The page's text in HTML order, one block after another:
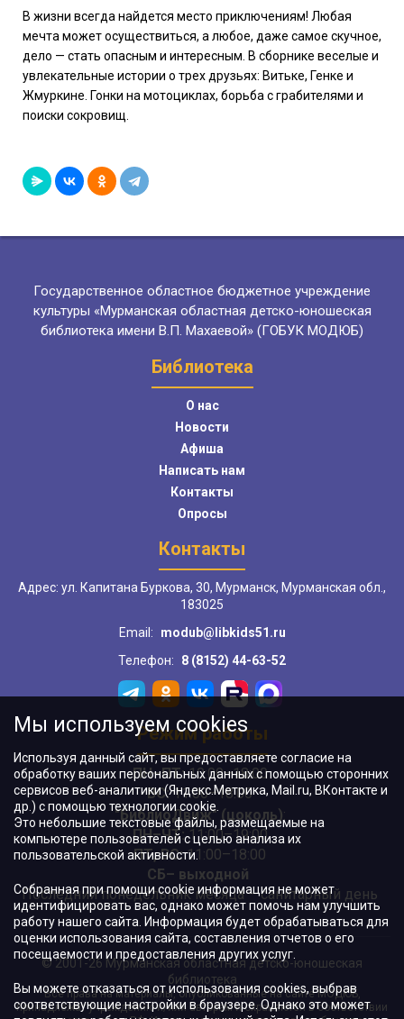
В жизни всегда найдется место приключениям! Любая
мечта может осуществиться, а любое, даже самое скучное,
дело — стать опасным и интересным. В сборнике веселые и
увлекательные истории о трех друзьях: Витьке, Генке и
Жмуркине. Гонки на мотоциклах, борьба с грабителями и
поиски сокровищ.
Государственное областное бюджетное учреждение
культуры «Мурманская областная детско-юношеская
библиотека имени В.П. Махаевой» (ГОБУК МОДЮБ)
Библиотека
О нас
Новости
Афиша
Написать нам
Контакты
Опросы
Контакты
Адрес: ул. Капитана Буркова, 30, Мурманск, Мурманская обл.,
183025
Email:
modub@libkids51.ru
Телефон:
8 (8152) 44-63-52
Режим работы
ПН–ПТ:10:00–18:00
ВС:11:00–18:00
"БиблиоДвиж" (цоколь):
ПН–ЧТ:11:00–19:00
ПТ, ВС:11:00–18:00
СБ– выходной
Последний понедельник месяца – санитарный день
© 2001-26 Мурманская областная детско-юношеская
библиотека
Все права на материалы, опубликованные на сайте МОДЮБ,
принадлежат учреждению и/или авторам и охраняются в соответствии
Мы используем cookies
Используя данный сайт, вы предоставляете согласие на
обработку ваших персональных данных с помощью сторонних
сервисов веб-аналитики (Яндекс.Метрика, Mail.ru, ВКонтакте и
др.) с помощью технологии cookie.
Это небольшие текстовые файлы, размещаемые на
компьютере пользователей с целью анализа их
пользовательской активности.
Собранная при помощи cookie информация не может
идентифицировать вас, однако может помочь нам улучшить
работу нашего сайта. Информация будет обрабатываться для
оценки использования сайта, составления отчетов о его
посещаемости и предоставления других услуг.
Вы можете отказаться от использования cookies, выбрав
соответствующие настройки в браузере. Однако это может